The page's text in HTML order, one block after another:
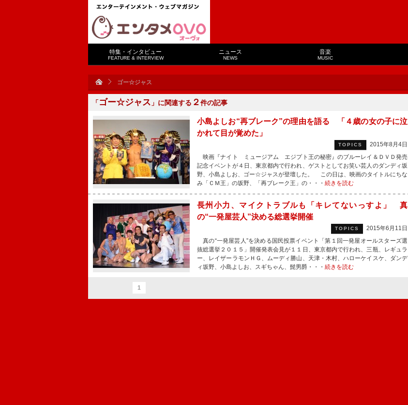
特集・インタビュー
FEATURE & INTERVIEW
ニュース
NEWS
音楽
MUSIC
ゴー☆ジャス
「ゴー☆ジャス 」に関連する ２件の記事
小島よしお“再ブレーク”の理由を語る 「４歳の女の子に泣
かれて目が覚めた」
TOPICS
2015年8月4日
映画『ナイト ミュージアム エジプト王の秘密』のブルーレイ＆ＤＶＤ発売
記念イベントが４日、東京都内で行われ、ゲストとしてお笑い芸人のダンディ坂
野、小島よしお、ゴー☆ジャスが登壇した。 この日は、映画のタイトルにちな
み「ＣＭ王」の坂野、「再ブレーク王」の・・・ 続きを読む
長州小力、マイクトラブルも「キレてないっすよ」 真
の“一発屋芸人”決める総選挙開催
TOPICS
2015年6月11日
真の“一発屋芸人”を決める国民投票イベント「第１回一発屋オールスターズ選
抜総選挙２０１５」開催発表会見が１１日、東京都内で行われ、三瓶、レギュラ
ー、レイザーラモンＨＧ、ムーディ勝山、天津・木村、ハローケイスケ、ダンデ
ィ坂野、小島よしお、スギちゃん、髭男爵・・・ 続きを読む
1